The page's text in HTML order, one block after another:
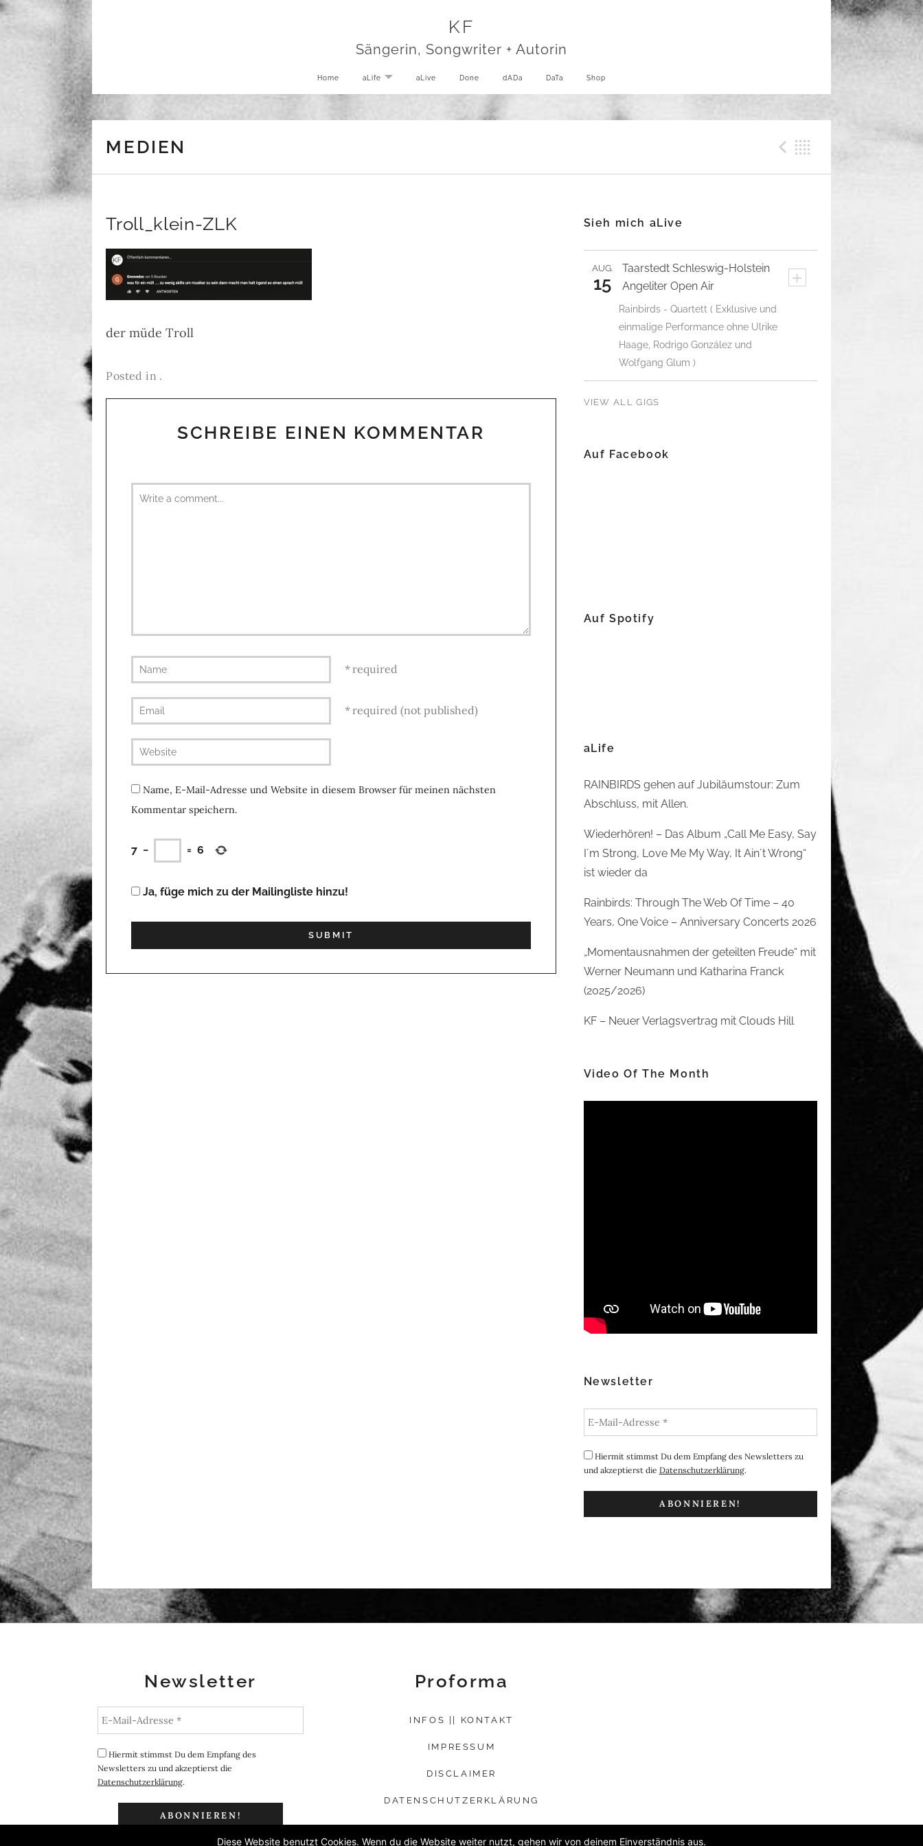
Skip to content
KF
Sängerin, Songwriter + Autorin
Home aLife EXPAND SUBMENU
aLive Done dADa DaTa Shop
MEDIEN Previous
Troll_klein-ZLK
der müde Troll
Posted in .
SCHREIBE EINEN KOMMENTAR
required
required (not published)
Name, E-Mail-Adresse und Website in diesem Browser für meinen nächsten
Kommentar speichern.
7 − = 6
Ja, füge mich zu der Mailingliste hinzu!
Sieh mich aLive
Taarstedt Schleswig-Holstein +
AUG.
15 Angeliter Open Air
Rainbirds - Quartett ( Exklusive und
einmalige Performance ohne Ulrike
Haage, Rodrigo González und
Wolfgang Glum )
VIEW ALL GIGS
Auf Facebook
Auf Spotify
aLife
RAINBIRDS gehen auf Jubiläumstour: Zum
Abschluss, mit Allen.
Wiederhören! – Das Album „Call Me Easy, Say
I´m Strong, Love Me My Way, It Ain´t Wrong“
ist wieder da
Rainbirds: Through The Web Of Time – 40
Years, One Voice – Anniversary Concerts 2026
„Momentausnahmen der geteilten Freude“ mit
Werner Neumann und Katharina Franck
(2025/2026)
KF – Neuer Verlagsvertrag mit Clouds Hill
Video Of The Month
Newsletter
Hiermit stimmst Du dem Empfang des Newsletters zu
und akzeptierst die Datenschutzerklärung.
Newsletter
Hiermit stimmst Du dem Empfang des
Newsletters zu und akzeptierst die
Datenschutzerklärung.
Proforma
INFOS || KONTAKT
IMPRESSUM
DISCLAIMER
DATENSCHUTZERKLÄRUNG
Diese Website benutzt Cookies. Wenn du die Website weiter nutzt, gehen wir von deinem Einverständnis aus.